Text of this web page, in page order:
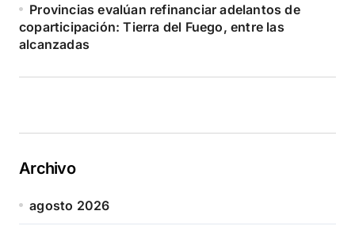
Provincias evalúan refinanciar adelantos de
coparticipación: Tierra del Fuego, entre las
alcanzadas
Archivo
agosto 2026